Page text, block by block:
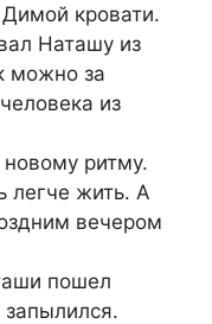
кровати.
Наташу из
можно за
из
ритму.
легче жить. А
вечером
пошел